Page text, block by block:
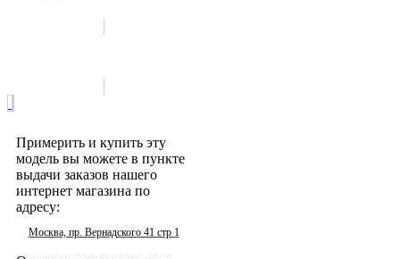
Примерить и купить эту
модель вы можете в пункте
выдачи заказов нашего
интернет магазина по
адресу:
Москва, пр. Вернадского 41 стр 1